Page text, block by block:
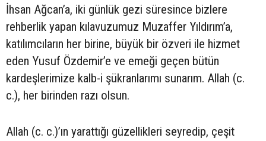
İhsan Ağcan’a, iki günlük gezi süresince bizlere
rehberlik yapan kılavuzumuz Muzaffer Yıldırım’a,
katılımcıların her birine, büyük bir özveri ile hizmet
eden Yusuf Özdemir’e ve emeği geçen bütün
kardeşlerimize kalb-i şükranlarımı sunarım. Allah (c.
c.), her birinden razı olsun.
Allah (c. c.)’ın yarattığı güzellikleri seyredip, çeşit